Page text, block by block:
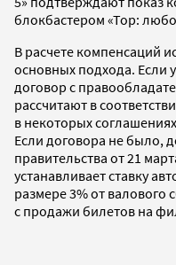
блокбастером «Тор:
В расчете компенсаций
основных подхода. Если
договор с
рассчитают в
в некоторых
Если договора не было,
правительства от 21
устанавливает ставку
размере 3% от валового
с продажи билетов на